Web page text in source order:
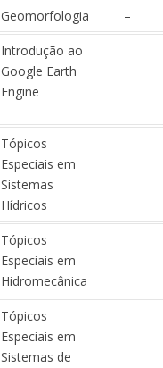
Geomorfologia –
Introdução ao
Google Earth
Engine
Tópicos
Especiais em
Sistemas
Hídricos
Tópicos
Especiais em
Hidromecânica
Tópicos
Especiais em
Sistemas de